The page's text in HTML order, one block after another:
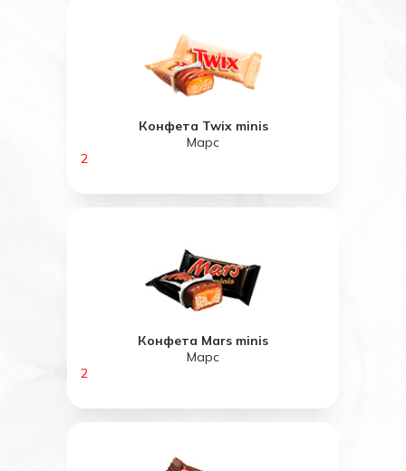
Конфета Twix minis
Марс
2
Конфета Mars minis
Марс
2